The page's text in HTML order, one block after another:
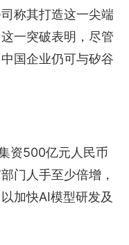
称其打造这一尖端
一突破表明，尽管
国企业仍可与矽谷
资500亿元人民币
门人手至少倍增，
加快AI模型研发及